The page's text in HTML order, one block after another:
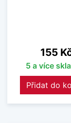
Cena
155
5 a více
Přidat do